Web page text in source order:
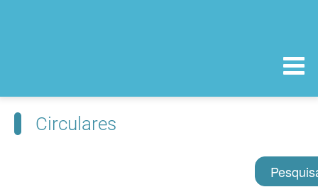
Circulares